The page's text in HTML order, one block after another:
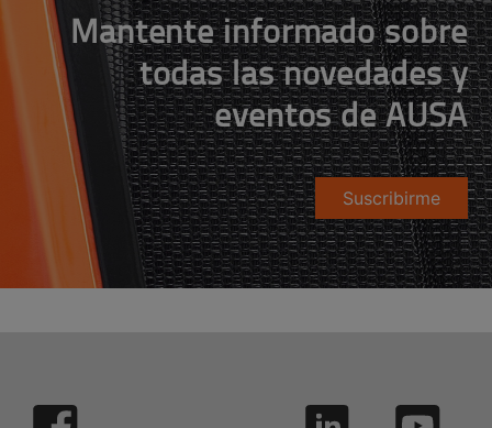
Mantente informado sobre
todas las novedades y
eventos de AUSA
Suscribirme